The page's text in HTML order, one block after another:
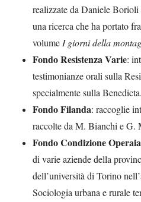
realizzate da Daniele
una ricerca che ha portato
volumeI giorni della
Fondo Resistenza Varie:
testimonianze orali sulla
specialmente sulla Benedicta.
Fondo Filanda: raccoglie
raccolte da M. Bianchi e G.
Fondo Condizione Operaia
di varie aziende della
dell’università di Torino
Sociologia urbana e rurale